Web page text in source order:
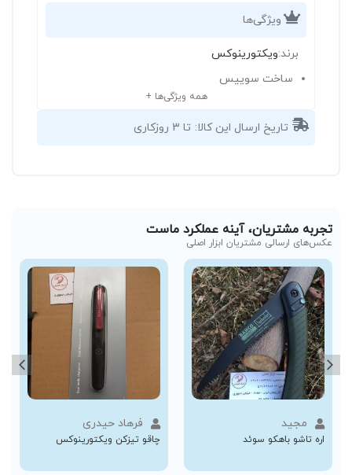
ویژگی‌ها
برند:ویکتورینوکس
ساخت سوییس
همه ویژگی‌ها +
تاریخ ارسال این کالا: تا 3 روزکاری
تجربه مشتریان، آینه عملکرد ماست
عکس‌های ارسالی مشتریان ابزار اصلی
مجید
اره تاشو باهکو سوئد
فرهاد حیدری
چاقو تیزکن ویکتورینوکس